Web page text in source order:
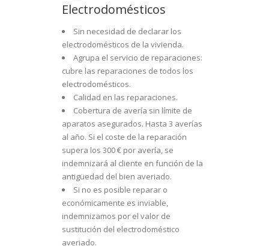
Electrodomésticos
Sin necesidad de declarar los
electrodomésticos de la vivienda.
Agrupa el servicio de reparaciones:
cubre las reparaciones de todos los
electrodomésticos.
Calidad en las reparaciones.
Cobertura de avería sin límite de
aparatos asegurados. Hasta 3 averías
al año. Si el coste de la reparación
supera los 300 € por avería, se
indemnizará al cliente en función de la
antigüedad del bien averiado.
Si no es posible reparar o
económicamente es inviable,
indemnizamos por el valor de
sustitución del electrodoméstico
averiado.